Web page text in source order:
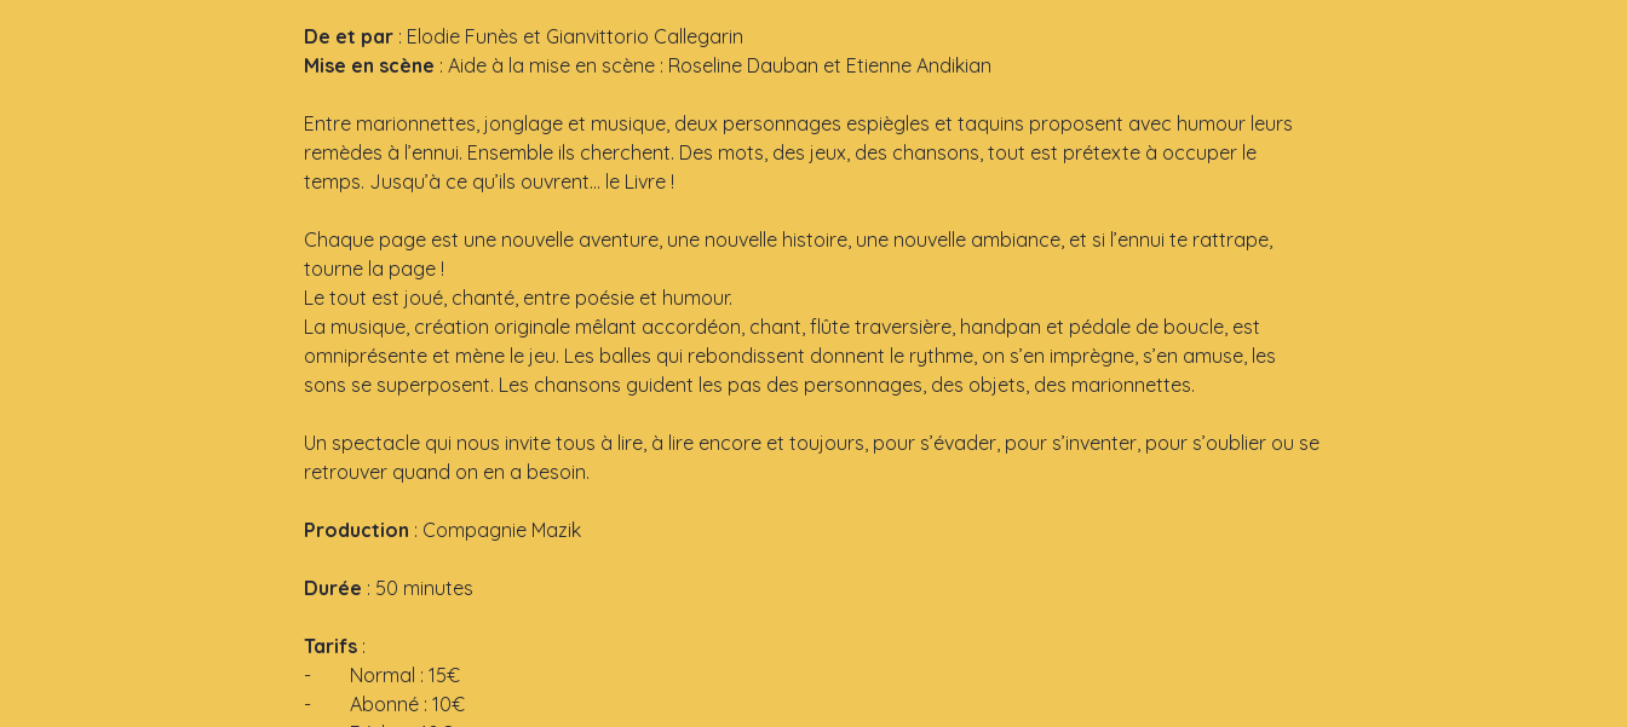
De et par : Elodie Funès et Gianvittorio Callegarin
Mise en scène : Aide à la mise en scène : Roseline Dauban et Etienne Andikian
Entre marionnettes, jonglage et musique, deux personnages espiègles et taquins proposent avec humour leurs
remèdes à l’ennui. Ensemble ils cherchent. Des mots, des jeux, des chansons, tout est prétexte à occuper le
temps. Jusqu’à ce qu’ils ouvrent… le Livre !
Chaque page est une nouvelle aventure, une nouvelle histoire, une nouvelle ambiance, et si l’ennui te rattrape,
tourne la page !
Le tout est joué, chanté, entre poésie et humour.
La musique, création originale mêlant accordéon, chant, flûte traversière, handpan et pédale de boucle, est
omniprésente et mène le jeu. Les balles qui rebondissent donnent le rythme, on s’en imprègne, s’en amuse, les
sons se superposent. Les chansons guident les pas des personnages, des objets, des marionnettes.
Un spectacle qui nous invite tous à lire, à lire encore et toujours, pour s’évader, pour s’inventer, pour s’oublier ou se
retrouver quand on en a besoin.
Production : Compagnie Mazik
Durée : 50 minutes
Tarifs :
-        Normal : 15€
-        Abonné : 10€